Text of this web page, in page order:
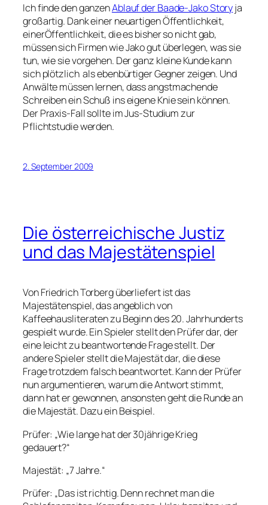
Ich finde den ganzenAblauf der Baade-Jako Storyja
großartig. Dank einer neuartigen Öffentlichkeit,
einerÖffentlichkeit, die es bisher so nicht gab,
müssen sich Firmen wie Jako gut überlegen, was sie
tun, wie sie vorgehen. Der ganz kleine Kunde kann
sich plötzlich als ebenbürtiger Gegner zeigen. Und
Anwälte müssen lernen, dass angstmachende
Schreiben ein Schuß ins eigene Knie sein können.
Der Praxis-Fall sollte im Jus-Studium zur
Pflichtstudie werden.
2. September 2009
Die österreichische Justiz
und das Majestätenspiel
Von Friedrich Torberg überliefert ist das
Majestätenspiel, das angeblich von
Kaffeehausliteraten zu Beginn des 20. Jahrhunderts
gespielt wurde. Ein Spieler stellt den Prüfer dar, der
eine leicht zu beantwortende Frage stellt. Der
andere Spieler stellt die Majestät dar, die diese
Frage trotzdem falsch beantwortet. Kann der Prüfer
nun argumentieren, warum die Antwort stimmt,
dann hat er gewonnen, ansonsten geht die Runde an
die Majestät. Dazu ein Beispiel.
Prüfer: „Wie lange hat der 30jährige Krieg
gedauert?“
Majestät: „7 Jahre.“
Prüfer: „Das ist richtig. Denn rechnet man die